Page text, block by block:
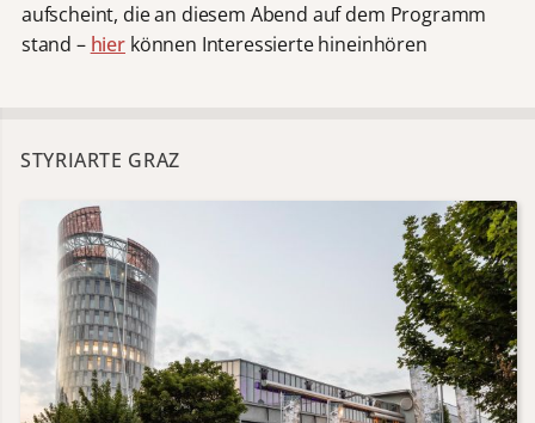
aufscheint, die an diesem Abend auf dem Programm
stand – hier können Interessierte hineinhören
STYRIARTE GRAZ